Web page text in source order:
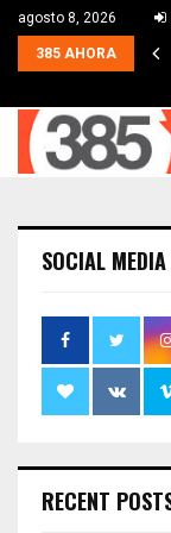
agosto 8, 2026
385 AHORA
SOCIAL MEDIA
RECENT